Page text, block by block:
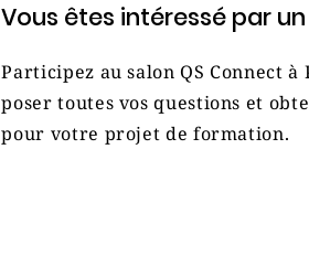
Vous êtes intéressé par un
Participez au salon QS Connect
poser toutes vos questions et
pour votre projet de formation.